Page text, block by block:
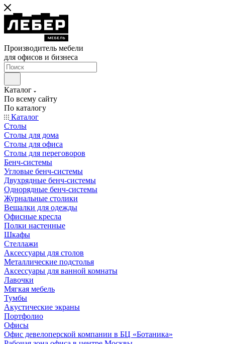
Производитель мебели
для офисов и бизнеса
Каталог
По всему сайту
По каталогу
Каталог
Столы
Столы для дома
Столы для офиса
Столы для переговоров
Бенч-системы
Угловые бенч-системы
Двухрядные бенч-системы
Однорядные бенч-системы
Журнальные столики
Вешалки для одежды
Офисные кресла
Полки настенные
Шкафы
Стеллажи
Аксессуары для столов
Металлические подстолья
Аксессуары для ванной комнаты
Лавочки
Мягкая мебель
Тумбы
Акустические экраны
Портфолио
Офисы
Офис девелоперской компании в БЦ «Ботаника»